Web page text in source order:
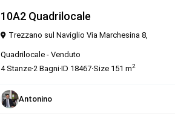
10A2 Quadrilocale
Trezzano sul Naviglio Via Marchesina 8,
Quadrilocale - Venduto
4Stanze·2 Bagni·ID 18467·Size 151 m2
Antonino